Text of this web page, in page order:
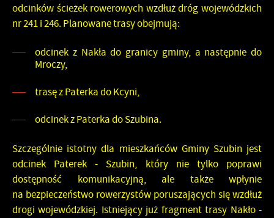
odcinków ścieżek rowerowych wzdłuż dróg wojewódzkich
nr 241 i 246. Planowane trasy obejmują:
odcinek z Nakła do granicy gminy, a następnie do
Mroczy,
trasę z Paterka do Kcyni,
odcinek z Paterka do Szubina.
Szczególnie istotny dla mieszkańców Gminy Szubin jest
odcinek Paterek - Szubin, który nie tylko poprawi
dostępność komunikacyjną, ale także wpłynie
na bezpieczeństwo rowerzystów poruszających się wzdłuż
drogi wojewódzkiej. Istniejący już fragment trasy Nakło -